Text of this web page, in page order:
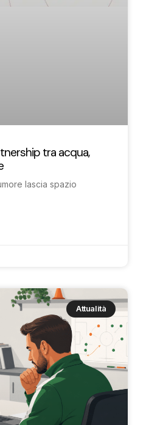
tra acqua,
lascia spazio
Attualità